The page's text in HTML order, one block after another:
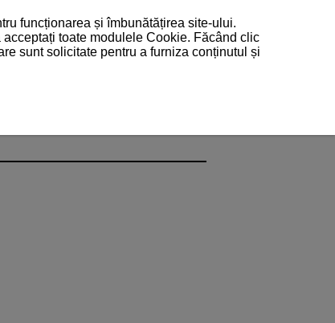
funcționarea și îmbunătățirea site-ului.
acceptați toate modulele Cookie. Făcând clic
sunt solicitate pentru a furniza conținutul și